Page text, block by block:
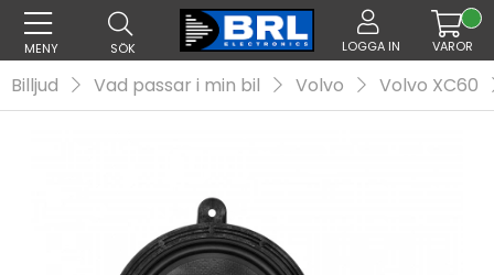
MENY SÖK LOGGA IN VAROR
Billjud Vad passar i min bil Volvo Volvo XC60